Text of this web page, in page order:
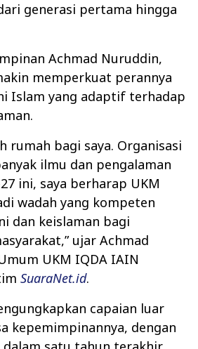
generasi pertama hingga
Achmad Nuruddin,
memperkuat perannya
Islam yang adaptif terhadap
rumah bagi saya. Organisasi
ilmu dan pengalaman
ini, saya berharap UKM
wadah yang kompeten
dan keislaman bagi
ujar Achmad
UKM IQDA IAIN
SuaraNet.id.
capaian luar
kepemimpinannya, dengan